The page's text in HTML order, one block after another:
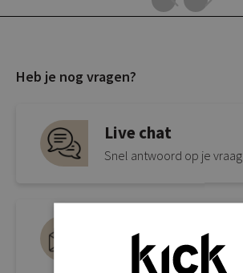
Heb je nog vragen?
Live chat
Snel antwoord op je vraag
info@kickcollection.nl